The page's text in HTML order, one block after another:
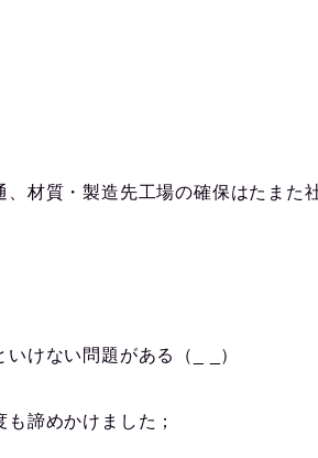
材質・製造先工場の確保はたまた
けない問題がある（_ _）
諦めかけました；